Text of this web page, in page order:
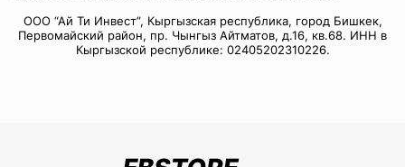
ООО “Ай Ти Инвест”, Кыргызская республика, город Бишкек,
Первомайский район, пр. Чынгыз Айтматов, д.16, кв.68. ИНН в
Кыргызской республике: 02405202310226.